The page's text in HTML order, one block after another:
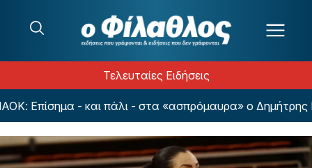
Τελευταίες Ειδήσεις
- και πάλι - στα «ασπρόμαυρα» ο Δημήτρης